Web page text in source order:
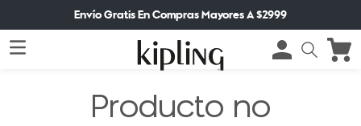
Envío Gratis En Compras Mayores A $2999
Producto no